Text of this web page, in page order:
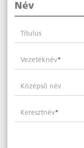
Név
Titulus
Vezetéknév
Középső név
Keresztnév